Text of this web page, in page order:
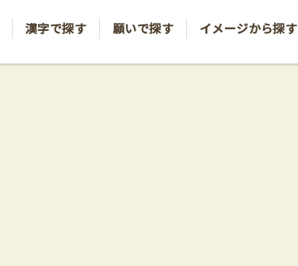
漢字で探す 願いで探す イメージから探す